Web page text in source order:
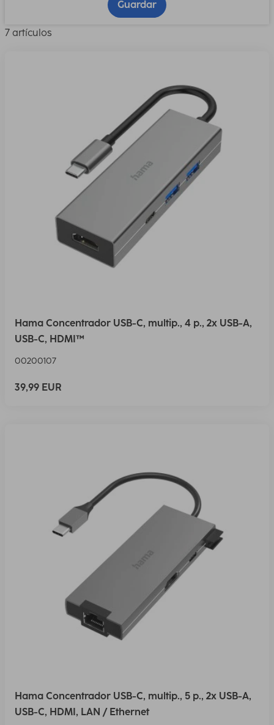
Guardar
7 artículos
Hama Concentrador USB-C, multip., 4 p., 2x USB-A,
USB-C, HDMI™
00200107
39,99 EUR
Hama Concentrador USB-C, multip., 5 p., 2x USB-A,
USB-C, HDMI, LAN / Ethernet